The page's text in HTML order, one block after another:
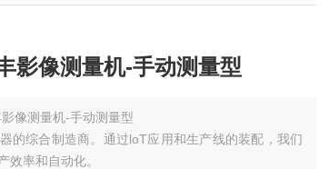
影像测量机-手动测量型
像测量机-手动测量型
的综合制造商。通过loT应用和生产线的装配，我们
效率和自动化。